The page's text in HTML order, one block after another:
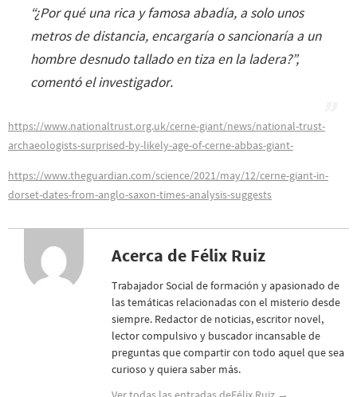
“¿Por qué una rica y famosa abadía, a solo unos
metros de distancia, encargaría o sancionaría a un
hombre desnudo tallado en tiza en la ladera?”,
comentó el investigador.
https://www.nationaltrust.org.uk/cerne-giant/news/national-trust-
archaeologists-surprised-by-likely-age-of-cerne-abbas-giant-
https://www.theguardian.com/science/2021/may/12/cerne-giant-in-
dorset-dates-from-anglo-saxon-times-analysis-suggests
Acerca de Félix Ruiz
Trabajador Social de formación y apasionado de
las temáticas relacionadas con el misterio desde
siempre. Redactor de noticias, escritor novel,
lector compulsivo y buscador incansable de
preguntas que compartir con todo aquel que sea
curioso y quiera saber más.